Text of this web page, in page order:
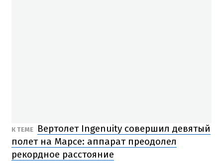
​К ТЕМЕ
Вертолет Ingenuity совершил девятый
полет на Марсе: аппарат преодолел
рекордное расстояние